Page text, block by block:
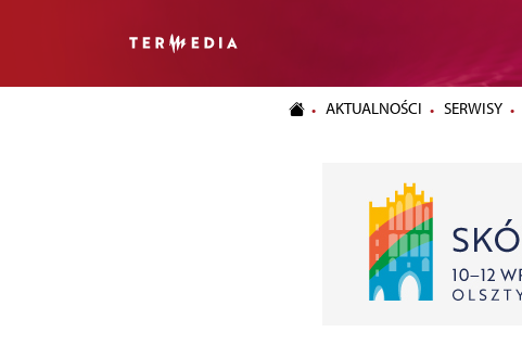
AKTUALNOŚCI SERWISY